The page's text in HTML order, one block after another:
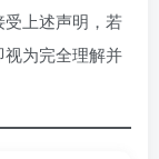
上述声明，若
为完全理解并